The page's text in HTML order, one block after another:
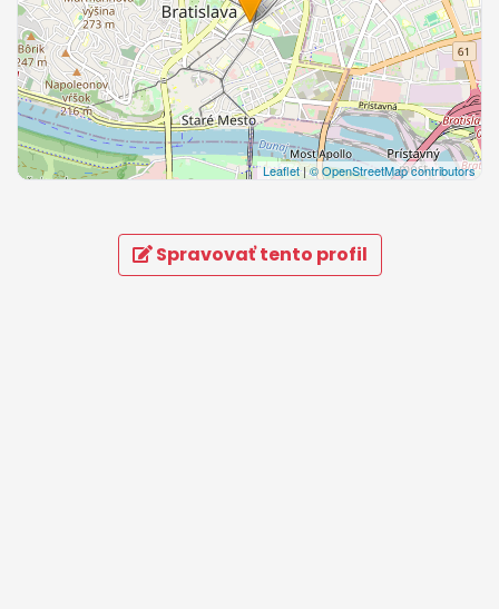
Leaflet|© OpenStreetMap contributors
Spravovať tento profil